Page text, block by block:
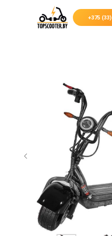
+375